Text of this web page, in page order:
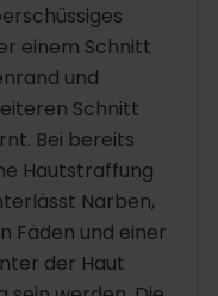
einem Schnitt
und
Schnitt
Bei bereits
Hautstraffung
Narben,
Fäden und einer
der Haut